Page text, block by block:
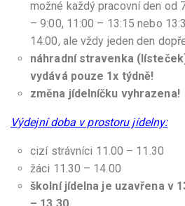
možné každý pracovní den od
– 9:00, 11:00 – 13:15 nebo
14:00, ale vždy jeden den
náhradní stravenka
vydává pouze 1x týdně!
změna jídelníčku vyhrazena!
Výdejní doba v prostoru jídelny:
cizí strávníci 11.00 – 11.30
žáci 11.30 – 14.00
školní jídelna je uzavřena v